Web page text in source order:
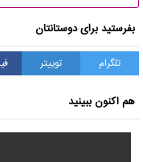
بفرستید برای دوستانتان
تلگرام توییتر
هم اکنون ببینید